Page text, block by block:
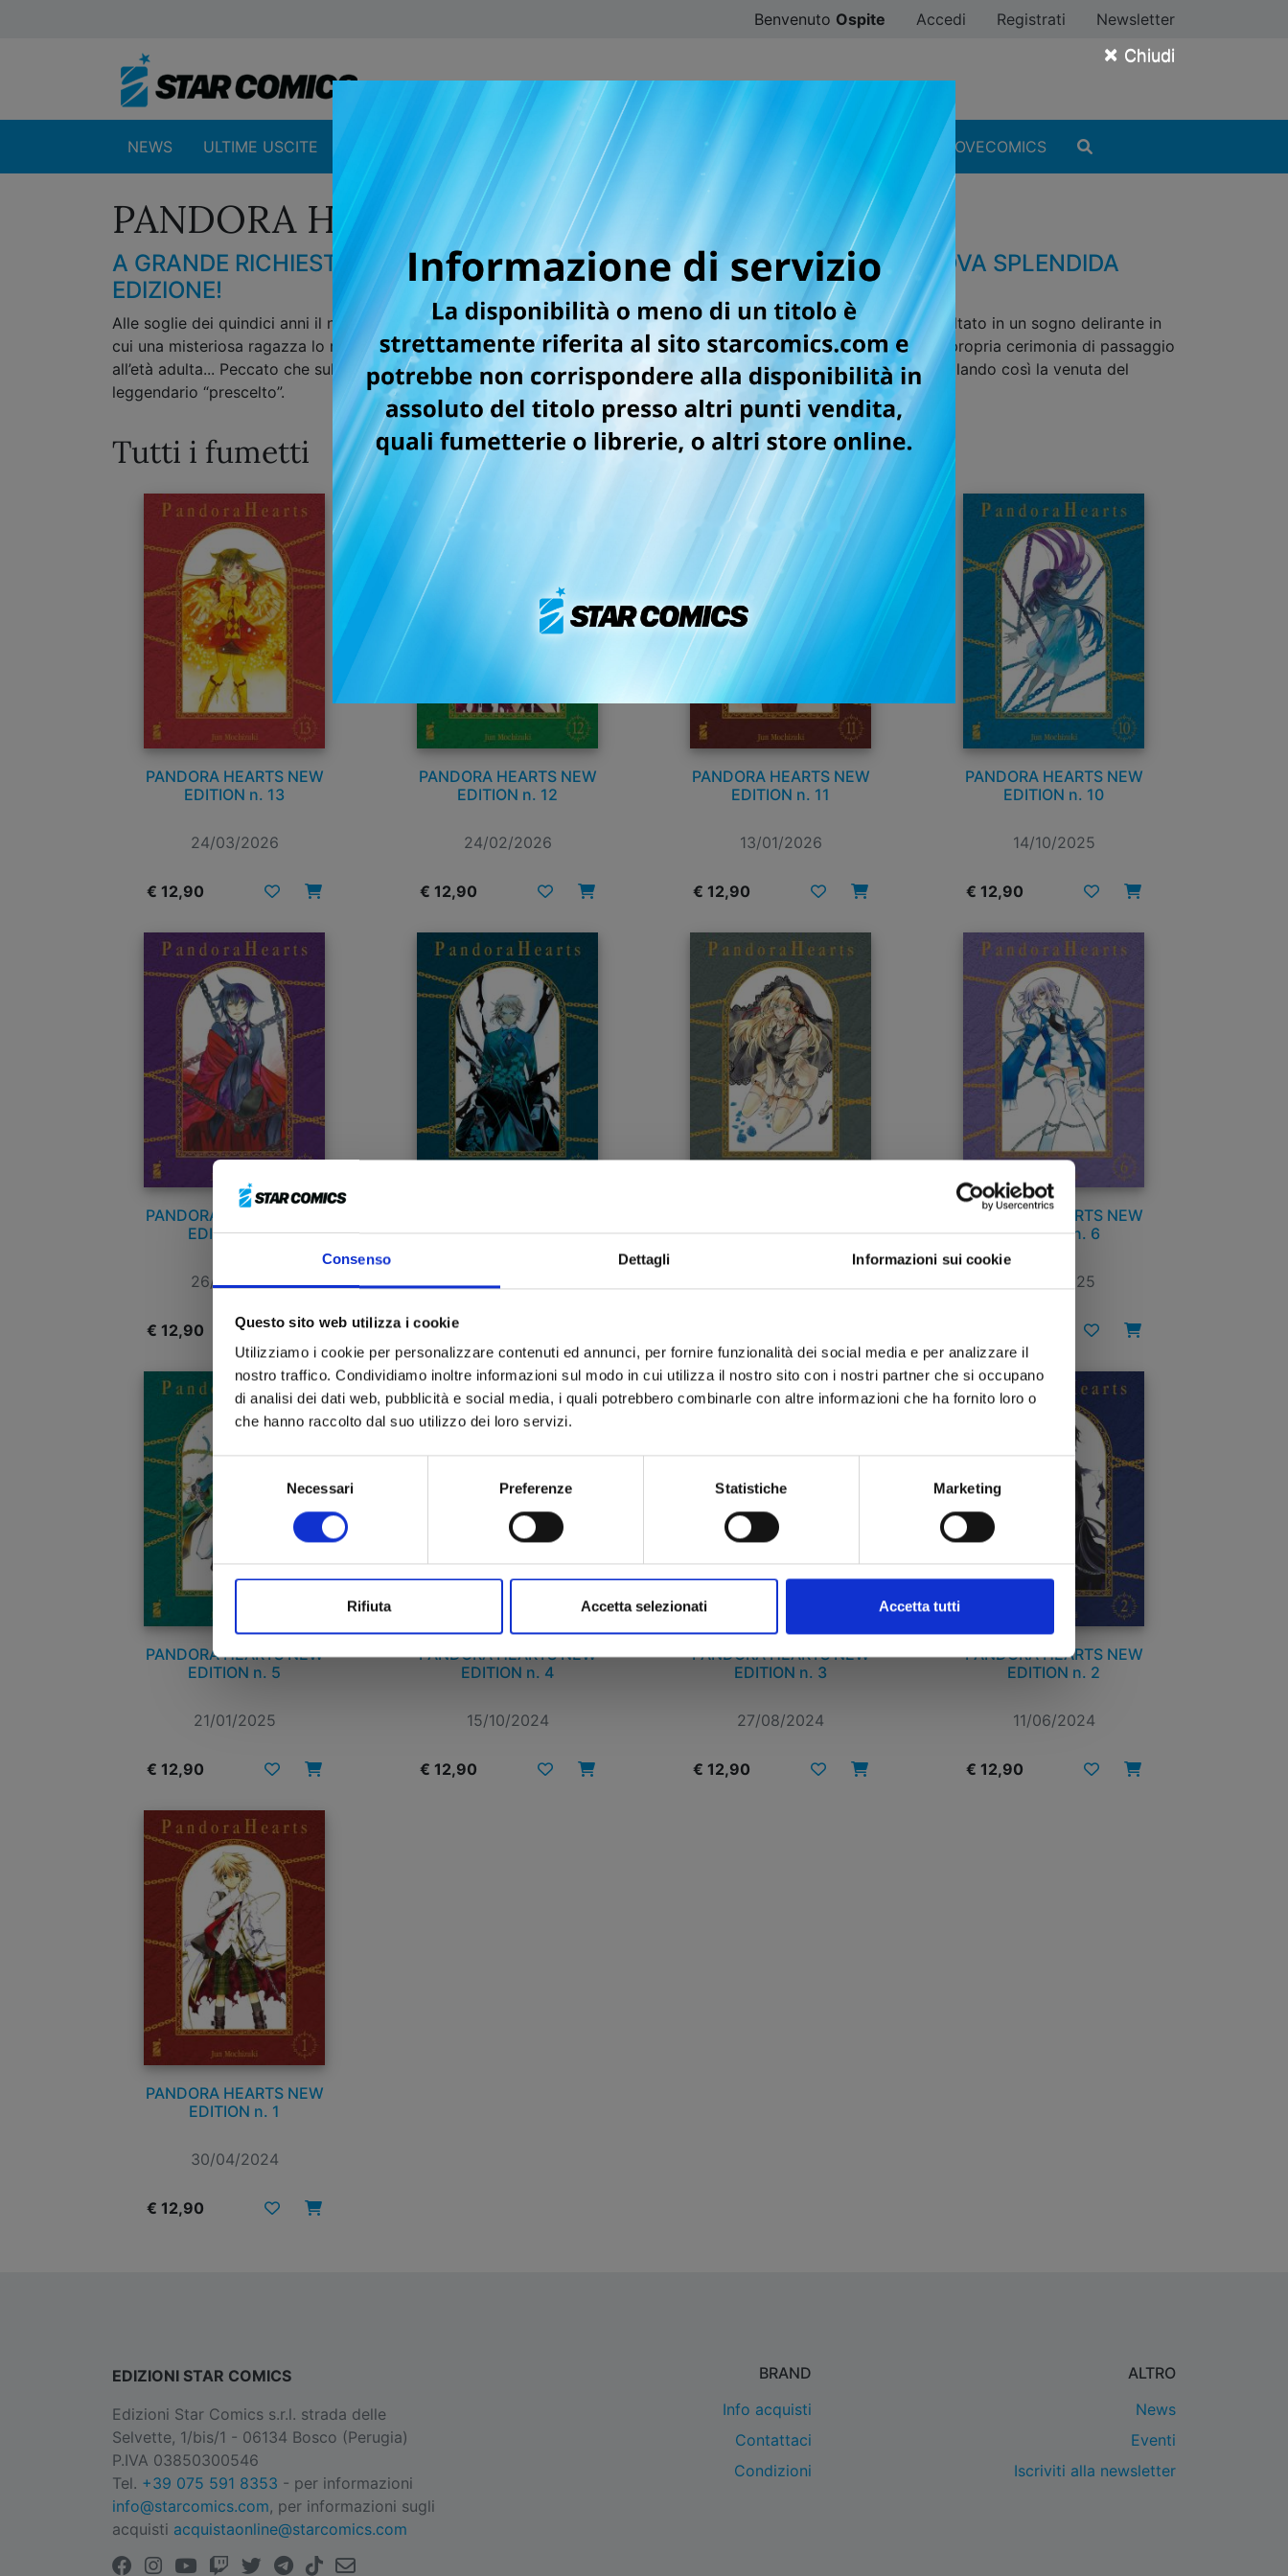
Consenso Dettagli Informazioni sui cookie
Questo sito web utilizza i cookie
Utilizziamo i cookie per personalizzare contenuti ed annunci, per fornire funzionalità dei social media e per analizzare il
nostro traffico. Condividiamo inoltre informazioni sul modo in cui utilizza il nostro sito con i nostri partner che si occupano
di analisi dei dati web, pubblicità e social media, i quali potrebbero combinarle con altre informazioni che ha fornito loro o
che hanno raccolto dal suo utilizzo dei loro servizi.
del
consenso
Necessari Preferenze Statistiche Marketing
Rifiuta Accetta selezionati Accetta tutti
× Chiudi
Benvenuto Ospite Accedi Registrati Newsletter
NEWS ULTIME USCITE CATALOGO SFOGLIA ONLINE DIGISTAR #ILOVEMANGA #ILOVECOMICS
PANDORA HEARTS NEW EDITION
A GRANDE RICHIESTA, L'ATTESISSIMA SERIE DI JUN MOCHIZUKI IN UNA NUOVA SPLENDIDA
EDIZIONE!
Alle soglie dei quindici anni il nobile Oz Vessalius trova uno strano orologio da taschino e, toccandolo, viene catapultato in un sogno delirante in
cui una misteriosa ragazza lo minaccia di morte. Tornato in sé, il ragazzo dimentica l’accaduto e si concentra sulla propria cerimonia di passaggio
all’età adulta... Peccato che sul più bello il grande orologio del palazzo, fermo da cent’anni, si rimetta in moto, segnalando così la venuta del
leggendario “prescelto”.
Tutti i fumetti
PANDORA HEARTS NEW
EDITION n. 13
24/03/2026
€ 12,90
PANDORA HEARTS NEW
EDITION n. 12
24/02/2026
€ 12,90
PANDORA HEARTS NEW
EDITION n. 11
13/01/2026
€ 12,90
PANDORA HEARTS NEW
EDITION n. 10
14/10/2025
€ 12,90
PANDORA HEARTS NEW
EDITION n. 9
26/08/2025
€ 12,90
EDITION n. 8
17/06/2025
€ 12,90
EDITION n. 7
PANDORA HEARTS NEW
EDITION n. 6
11/02/2025
PANDORA HEARTS NEW
EDITION n. 5
21/01/2025
€ 12,90
PANDORA HEARTS NEW
EDITION n. 4
15/10/2024
€ 12,90
PANDORA HEARTS NEW
EDITION n. 3
27/08/2024
€ 12,90
PANDORA HEARTS NEW
EDITION n. 2
11/06/2024
€ 12,90
PANDORA HEARTS NEW
EDITION n. 1
30/04/2024
€ 12,90
EDIZIONI STAR COMICS
Edizioni Star Comics s.r.l. strada delle
Selvette, 1/bis/1 - 06134 Bosco (Perugia)
P.IVA 03850300546
Tel. +39 075 591 8353 - per informazioni
info@starcomics.com, per informazioni sugli
acquisti acquistaonline@starcomics.com
BRAND
Info acquisti
Contattaci
Condizioni
ALTRO
News
Eventi
Iscriviti alla newsletter